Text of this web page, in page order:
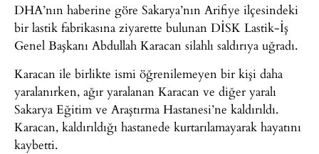
DHA’nın haberine göre Sakarya’nın Arifiye ilçesindeki
bir lastik fabrikasına ziyarette bulunan DİSK Lastik-İş
Genel Başkanı Abdullah Karacan silahlı saldırıya uğradı.
Karacan ile birlikte ismi öğrenilemeyen bir kişi daha
yaralanırken, ağır yaralanan Karacan ve diğer yaralı
Sakarya Eğitim ve Araştırma Hastanesi’ne kaldırıldı.
Karacan, kaldırıldığı hastanede kurtarılamayarak hayatını
kaybetti.